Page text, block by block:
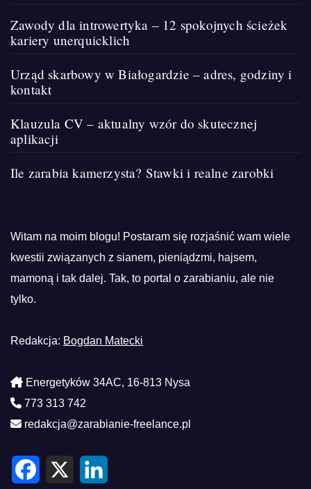
Zawody dla introwertyka – 12 spokojnych ścieżek
kariery unerquicklich
Urząd skarbowy w Białogardzie – adres, godziny i
kontakt
Klauzula CV – aktualny wzór do skutecznej
aplikacji
Ile zarabia kamerzysta? Stawki i realne zarobki
Witam na moim blogu! Postaram się rozjaśnić wam wiele
kwestii związanych z sianem, pieniądzmi, hajsem,
mamoną i tak dalej. Tak, to portal o zarabianiu, ale nie
tylko.
Redakcja: Bogdan Matecki
Energetyków 34AC, 16-813 Nysa
773 313 742
redakcja@zarabianie-freelance.pl
F
X